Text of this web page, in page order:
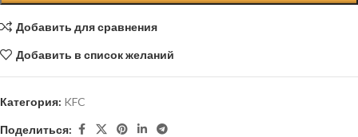
Добавить для сравнения
Добавить в список желаний
Категория: KFC
Поделиться: